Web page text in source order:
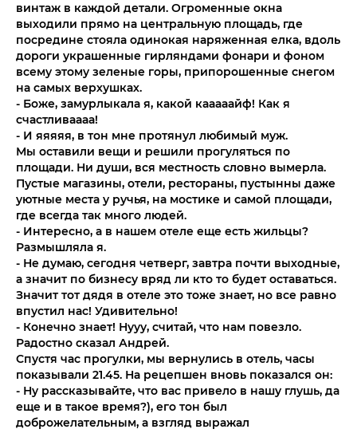
винтаж в каждой детали. Огроменные окна
выходили прямо на центральную площадь, где
посредине стояла одинокая наряженная елка, вдоль
дороги украшенные гирляндами фонари и фоном
всему этому зеленые горы, припорошенные снегом
на самых верхушках.
- Боже, замурлыкала я, какой кааааайф! Как я
счастливаааа!
- И яяяяя, в тон мне протянул любимый муж.
Мы оставили вещи и решили прогуляться по
площади. Ни души, вся местность словно вымерла.
Пустые магазины, отели, рестораны, пустынны даже
уютные места у ручья, на мостике и самой площади,
где всегда так много людей.
- Интересно, а в нашем отеле еще есть жильцы?
Размышляла я.
- Не думаю, сегодня четверг, завтра почти выходные,
а значит по бизнесу вряд ли кто то будет оставаться.
Значит тот дядя в отеле это тоже знает, но все равно
впустил нас! Удивительно!
- Конечно знает! Нууу, считай, что нам повезло.
Радостно сказал Андрей.
Спустя час прогулки, мы вернулись в отель, часы
показывали 21.45. На рецепшен вновь показался он:
- Ну рассказывайте, что вас привело в нашу глушь, да
еще и в такое время?), его тон был
доброжелательным, а взгляд выражал